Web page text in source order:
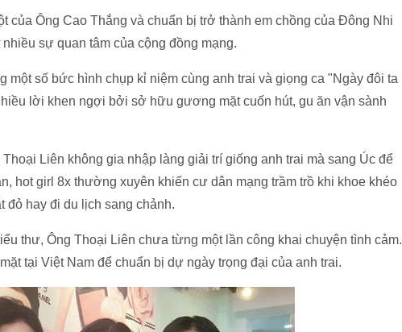
của Ông Cao Thắng và chuẩn bị trở thành em chồng của Đông Nhi
sự quan tâm của cộng đồng mạng.
một số bức hình chụp kỉ niệm cùng anh trai và giọng ca "Ngày đôi ta
lời khen ngợi bởi sở hữu gương mặt cuốn hút, gu ăn vận sành
Liên không gia nhập làng giải trí giống anh trai mà sang Úc để
hot girl 8x thường xuyên khiến cư dân mạng trầm trồ khi khoe khéo
đỏ hay đi du lịch sang chảnh.
thư, Ông Thoại Liên chưa từng một lần công khai chuyện tình cảm.
tại Việt Nam để chuẩn bị dự ngày trọng đại của anh trai.